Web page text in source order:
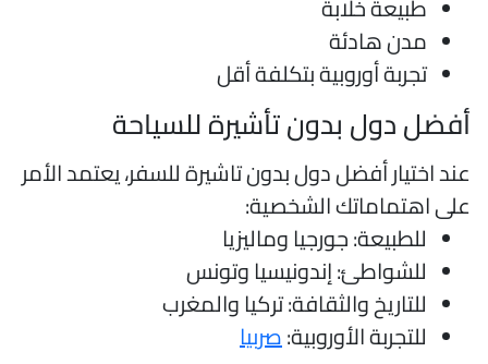
طبيعة خلابة
مدن هادئة
تجربة أوروبية بتكلفة أقل
دول بدون تأشيرة للسياحة
اختيار أفضل دول بدون تاشيرة للسفر، يعتمد الأمر
اهتماماتك الشخصية:
للطبيعة: جورجيا وماليزيا
للشواطئ: إندونيسيا وتونس
للتاريخ والثقافة: تركيا والمغرب
للتجربة الأوروبية:صربيا